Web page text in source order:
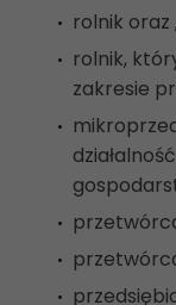
rolnik oraz
rolnik,
zakresie